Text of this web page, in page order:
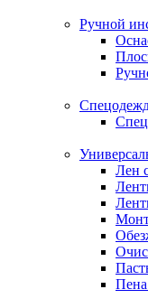
Ручной
Лен